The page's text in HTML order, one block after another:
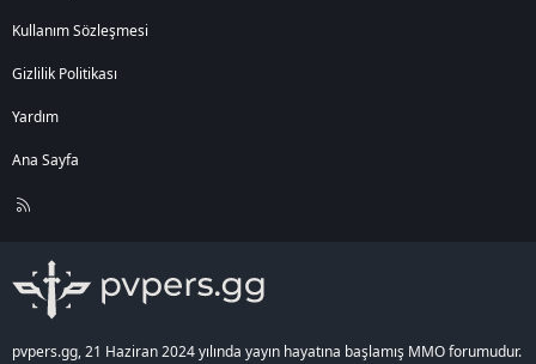
Kullanım Sözleşmesi
Gizlilik Politikası
Yardım
Ana Sayfa
R
pvpers.gg, 21 Haziran 2024 yılında yayın hayatına başlamış MMO forumudur.